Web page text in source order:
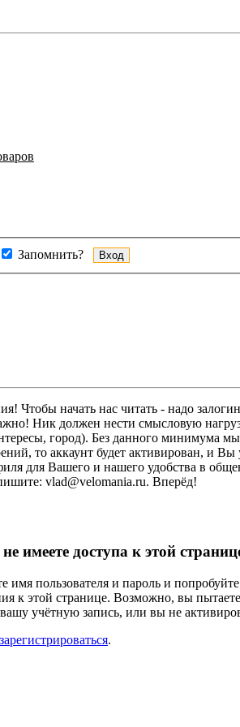
Запомнить?
Чтобы начать нас читать - надо
Ник должен нести смысловую
город). Без данного минимума
то аккаунт будет активирован, и
для Вашего и нашего удобства в
vlad@velomania.ru. Вперёд!
имеете доступа к этой
имя пользователя и пароль и
к этой странице. Возможно, вы
учётную запись, или вы не
зарегистрироваться.